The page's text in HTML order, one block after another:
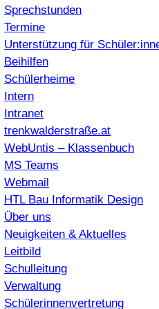
Sprechstunden
Termine
Unterstützung für
Beihilfen
Schülerheime
Intern
Intranet
trenkwalderstraße.at
WebUntis – Klassenbuch
MS Teams
Webmail
HTL Bau Informatik Design
Über uns
Neuigkeiten & Aktuelles
Leitbild
Schulleitung
Verwaltung
Schülerinnenvertretung